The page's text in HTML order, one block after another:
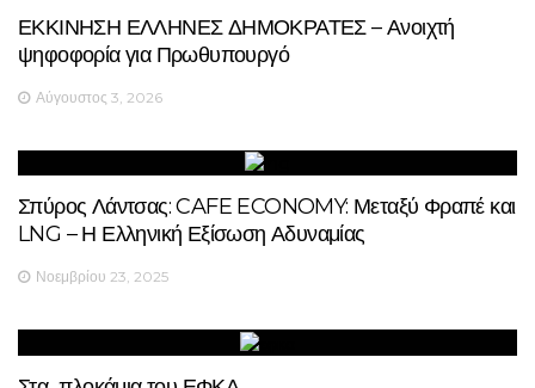
ΕΚΚΙΝΗΣΗ ΕΛΛΗΝΕΣ ΔΗΜΟΚΡΑΤΕΣ – Ανοιχτή
ψηφοφορία για Πρωθυπουργό
Αύγουστος 3, 2026
Σπύρος Λάντσας: CAFE ECONOMY: Μεταξύ Φραπέ και
LNG – Η Ελληνική Εξίσωση Αδυναμίας
Νοεμβρίου 23, 2025